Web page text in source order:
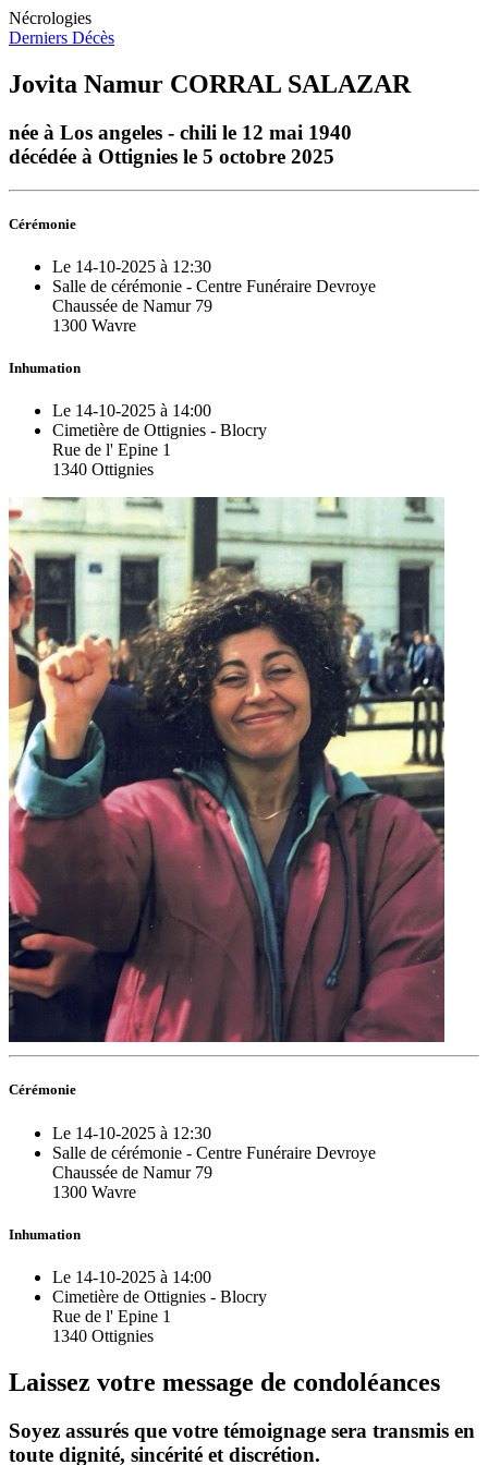
Nécrologies
Derniers Décès
Jovita Namur CORRAL SALAZAR
née à Los angeles - chili le 12 mai 1940
décédée à Ottignies le 5 octobre 2025
Cérémonie
Le 14-10-2025 à 12:30
Salle de cérémonie - Centre Funéraire Devroye
Chaussée de Namur 79
1300 Wavre
Inhumation
Le 14-10-2025 à 14:00
Cimetière de Ottignies - Blocry
Rue de l' Epine 1
1340 Ottignies
Cérémonie
Le 14-10-2025 à 12:30
Salle de cérémonie - Centre Funéraire Devroye
Chaussée de Namur 79
1300 Wavre
Inhumation
Le 14-10-2025 à 14:00
Cimetière de Ottignies - Blocry
Rue de l' Epine 1
1340 Ottignies
Laissez votre message de condoléances
Soyez assurés que votre témoignage sera transmis en
toute dignité, sincérité et discrétion.